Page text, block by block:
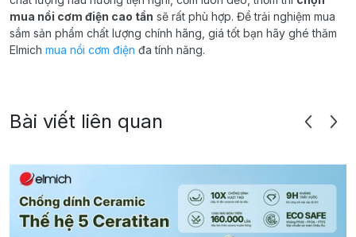
mua nồi cơm điện cao tần sẽ rất phù hợp. Để trải nghiệm mua
sắm sản phẩm chất lượng chính hãng, giá tốt bạn hãy ghé thăm
Elmich mua nồi cơm điện đa tính năng.
Bài viết liên quan